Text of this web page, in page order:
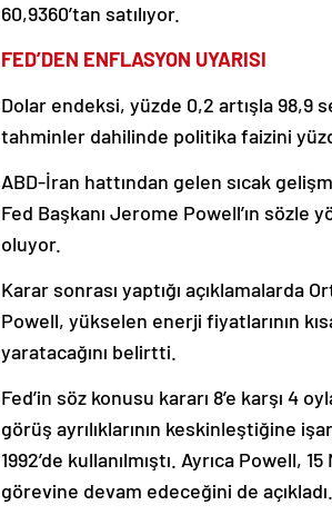
60,9360’tan satılıyor.
FED’DEN ENFLASYON UYARISI
Dolar endeksi, yüzde 0,2 artışla 98,9
tahminler dahilinde politika faizini
ABD-İran hattından gelen sıcak
Fed Başkanı Jerome Powell’ın
oluyor.
Karar sonrası yaptığı açıklamalarda
Powell, yükselen enerji fiyatlarının
yaratacağını belirtti.
Fed’in söz konusu kararı 8’e karşı 4
görüş ayrılıklarının keskinleştiğine
1992’de kullanılmıştı. Ayrıca Powell,
görevine devam edeceğini de açıkladı.